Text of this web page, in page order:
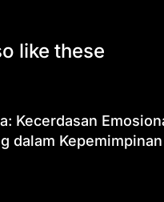
like these
Kecerdasan
dalam Kepemimpinan